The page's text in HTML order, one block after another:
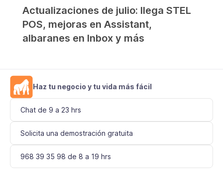
Actualizaciones de julio: llega STEL
POS, mejoras en Assistant,
albaranes en Inbox y más
Haz tu negocio y tu vida más fácil
Chat de 9 a 23 hrs
Solicita una demostración gratuita
968 39 35 98 de 8 a 19 hrs